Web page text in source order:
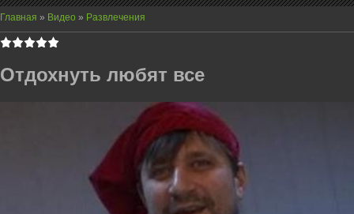
Главная » Видео » Развлечения
Отдохнуть любят все